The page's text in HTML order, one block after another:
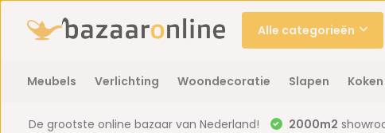
Alle categorieën
Meubels Verlichting Woondecoratie Slapen
De grootste online bazaar van Nederland! 2000m2